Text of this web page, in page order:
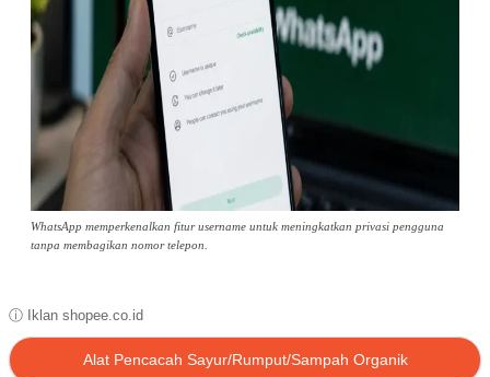
WhatsApp memperkenalkan fitur username untuk meningkatkan privasi pengguna
tanpa membagikan nomor telepon.
ⓘ Iklan shopee.co.id
Alat Pencacah Sayur/Rumput/Sampah Organik